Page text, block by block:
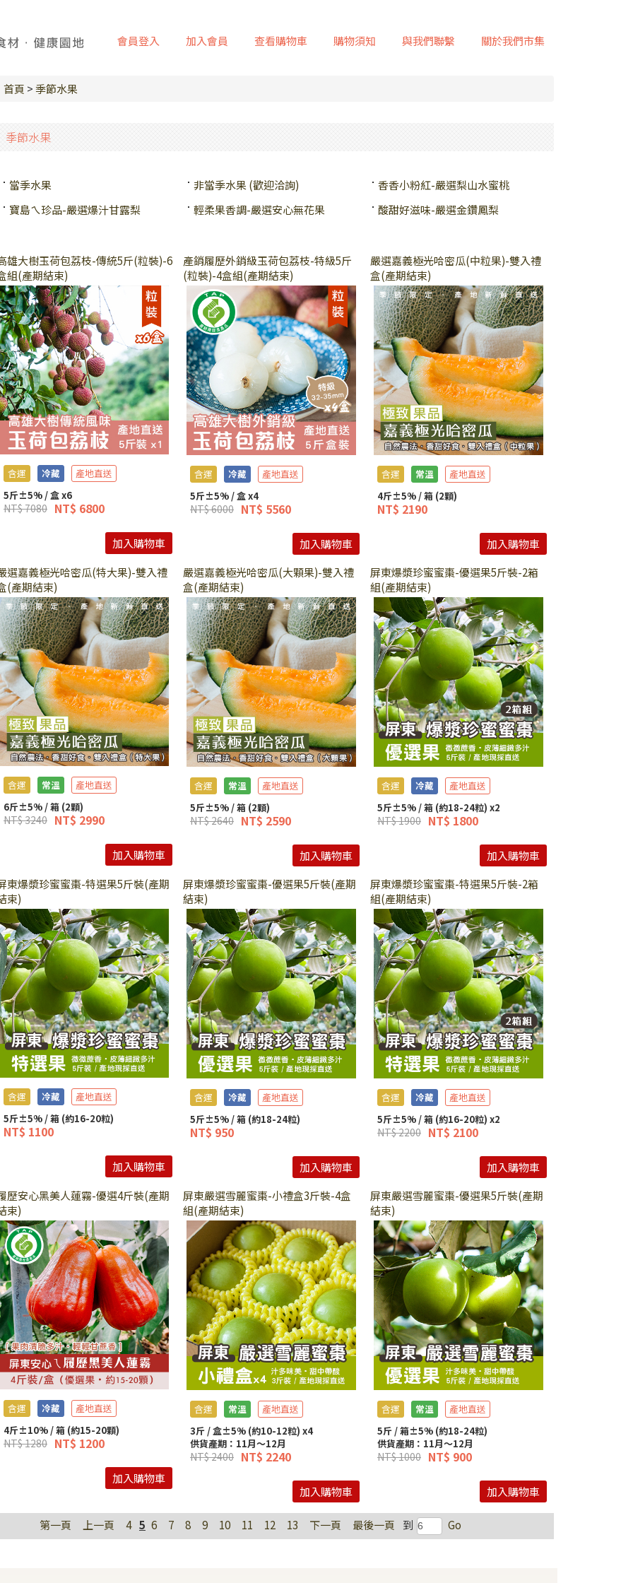
會員登入 加入會員 查看購物車 購物須知 與我們聯繫 關於我們市集
首頁 >季節水果
季節水果
當季水果 非當季水果 (歡迎洽詢)
香香小粉紅-嚴選梨山水蜜桃
寶島ㄟ珍品-嚴選爆汁甘露梨
輕柔果香調-嚴選安心無花果 酸甜好滋味-嚴選金鑽鳳梨
雄大樹玉荷包荔枝-傳統5斤(粒裝)-6
組(產期結束)
含運 冷藏
產地直送
5斤±5% / 盒 x6
NT$ 7080 NT$ 6800
加入購物車
產銷履歷外銷級玉荷包荔枝-特級5斤
(粒裝)-4盒組(產期結束)
含運 冷藏
產地直送
5斤±5% / 盒 x4
NT$ 6000 NT$ 5560
加入購物車
嚴選嘉義極光哈密瓜(中粒果)-雙入禮
盒(產期結束)
含運 常溫
產地直送
4斤±5% / 箱 (2顆)
NT$ 2190
加入購物車
選嘉義極光哈密瓜(特大果)-雙入禮
(產期結束)
含運 常溫
產地直送
6斤±5% / 箱 (2顆)
NT$ 3240 NT$ 2990
加入購物車
嚴選嘉義極光哈密瓜(大顆果)-雙入禮
盒(產期結束)
含運 常溫
產地直送
5斤±5% / 箱 (2顆)
NT$ 2640 NT$ 2590
加入購物車
屏東爆漿珍蜜蜜棗-優選果5斤裝-2箱
組(產期結束)
含運 冷藏
產地直送
5斤±5% / 箱 (約18-24粒) x2
NT$ 1900 NT$ 1800
加入購物車
東爆漿珍蜜蜜棗-特選果5斤裝(產期
束)
含運 冷藏
產地直送
5斤±5% / 箱 (約16-20粒)
NT$ 1100
加入購物車
屏東爆漿珍蜜蜜棗-優選果5斤裝(產期
結束)
含運 冷藏
產地直送
5斤±5% / 箱 (約18-24粒)
NT$ 950
加入購物車
屏東爆漿珍蜜蜜棗-特選果5斤裝-2箱
組(產期結束)
含運 冷藏
產地直送
5斤±5% / 箱 (約16-20粒) x2
NT$ 2200 NT$ 2100
加入購物車
歷安心黑美人蓮霧-優選4斤裝(產期
束)
含運 冷藏
產地直送
4斤±10% / 箱 (約15-20顆)
NT$ 1280 NT$ 1200
加入購物車
屏東嚴選雪麗蜜棗-小禮盒3斤裝-4盒
組(產期結束)
含運 常溫
產地直送
3斤 / 盒±5% (約10-12粒) x4
供貨產期：11月～12月
NT$ 2400 NT$ 2240
加入購物車
屏東嚴選雪麗蜜棗-優選果5斤裝(產期
結束)
含運 常溫
產地直送
5斤 / 箱±5% (約18-24粒)
供貨產期：11月～12月
NT$ 1000 NT$ 900
加入購物車
第一頁 上一頁 4 5 6 7 8 9 10 11 12 13 下一頁 最後一頁 到 Go